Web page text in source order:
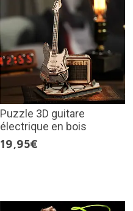
Puzzle 3D guitare
électrique en bois
19,95€